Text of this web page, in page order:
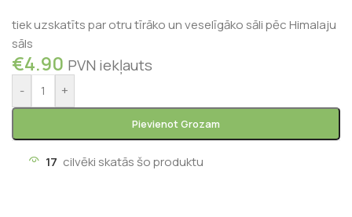
tiek uzskatīts par otru tīrāko un veselīgāko sāli pēc Himalaju
sāls
€4.90 PVN iekļauts
- +
Pievienot Grozam
17 cilvēki skatās šo produktu